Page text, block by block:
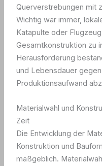
Querverstrebungen mit
Wichtig war immer,
Katapulte oder
Gesamtkonstruktion zu
Herausforderung
und Lebensdauer
Produktionsaufwand
Materialwahl und
Zeit
Die Entwicklung der
Konstruktion und
maßgeblich.